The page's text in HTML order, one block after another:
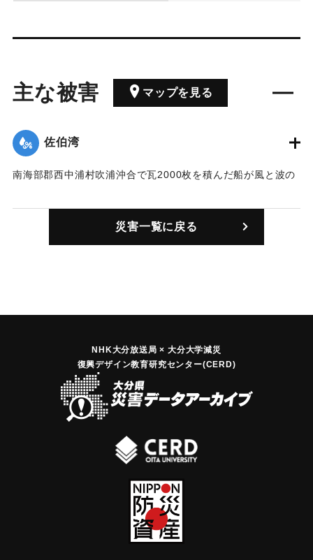
主な被害 マップを見る
佐伯湾
南海部郡西中浦村吹浦沖合で瓦2000枚を積んだ船が風と波の
災害一覧に戻る
NHK大分放送局 × 大分大学減災
復興デザイン教育研究センター(CERD)